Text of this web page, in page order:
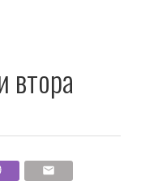
втора